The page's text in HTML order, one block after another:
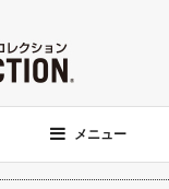
メニュー